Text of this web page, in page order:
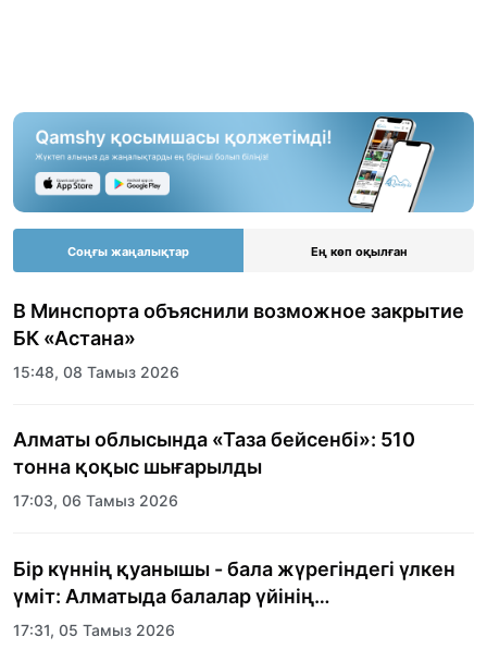
Соңғы жаңалықтар Ең көп оқылған
В Минспорта объяснили возможное закрытие
БК «Астана»
15:48, 08 Тамыз 2026
Алматы облысында «Таза бейсенбі»: 510
тонна қоқыс шығарылды
17:03, 06 Тамыз 2026
Бір күннің қуанышы - бала жүрегіндегі үлкен
үміт: Алматыда балалар үйінің
тәрбиеленушілеріне мерекелік күн
17:31, 05 Тамыз 2026